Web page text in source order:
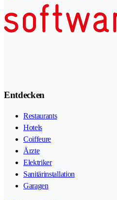
Entdecken
Restaurants
Hotels
Coiffeure
Ärzte
Elektriker
Sanitärinstallation
Garagen